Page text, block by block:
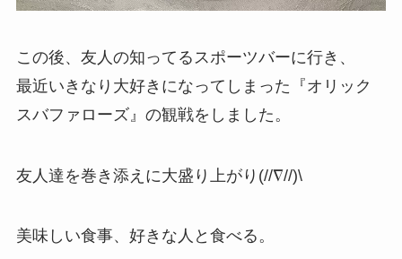
この後、友人の知ってるスポーツバーに行き、
最近いきなり大好きになってしまった『オリック
スバファローズ』の観戦をしました。
友人達を巻き添えに大盛り上がり(//∇//)\
美味しい食事、好きな人と食べる。